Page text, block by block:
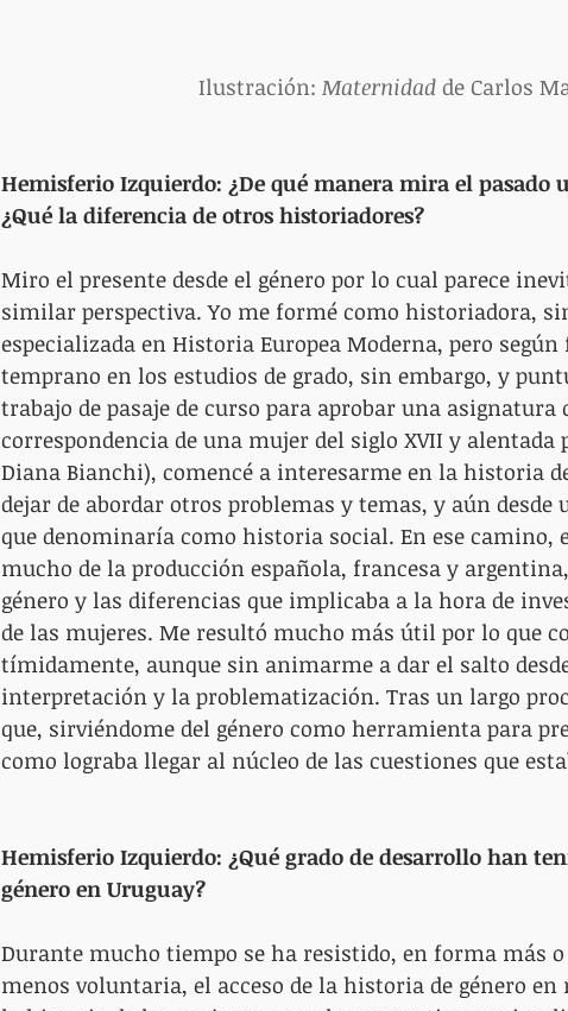
Ilustración: Maternidad de Carlos
Hemisferio Izquierdo: ¿De qué manera mira el pasado
¿Qué la diferencia de otros historiadores?
Miro el presente desde el género por lo cual parece
similar perspectiva. Yo me formé como historiadora,
especializada en Historia Europea Moderna, pero
temprano en los estudios de grado, sin embargo, y
trabajo de pasaje de curso para aprobar una asignatura
correspondencia de una mujer del siglo XVII y
Diana Bianchi), comencé a interesarme en la historia
dejar de abordar otros problemas y temas, y aún desde
que denominaría como historia social. En ese camino,
mucho de la producción española, francesa y
género y las diferencias que implicaba a la hora de
de las mujeres. Me resultó mucho más útil por lo que
tímidamente, aunque sin animarme a dar el salto
interpretación y la problematización. Tras un largo
que, sirviéndome del género como herramienta para
como lograba llegar al núcleo de las cuestiones que
Hemisferio Izquierdo: ¿Qué grado de desarrollo han
género en Uruguay?
Durante mucho tiempo se ha resistido, en forma más
menos voluntaria, el acceso de la historia de género